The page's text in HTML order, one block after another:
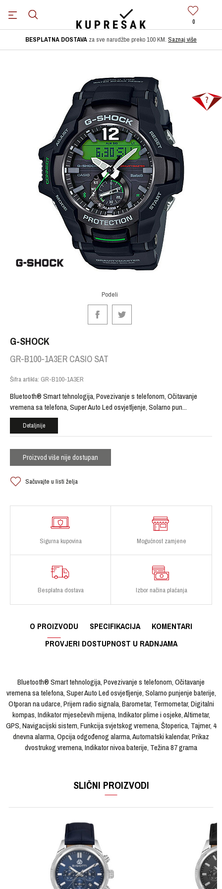
0
BESPLATNA DOSTAVA za sve narudžbe preko 100 KM. Saznaj više
Podeli
G-SHOCK
GR-B100-1A3ER CASIO SAT
Šifra artikla: GR-B100-1A3ER
Bluetooth® Smart tehnologija, Povezivanje s telefonom, Očitavanje
vremena sa telefona, Super Auto Led osvjetljenje, Solarno pun...
Detaljnije
Proizvod više nije dostupan
Sačuvajte u listi želja
Sigurna kupovina Mogućnost zamjene
Besplatna dostava Izbor načina plaćanja
O PROIZVODU SPECIFIKACIJA
KOMENTARI
PROVJERI DOSTUPNOST U RADNJAMA
Bluetooth® Smart tehnologija, Povezivanje s telefonom, Očitavanje
vremena sa telefona, Super Auto Led osvjetljenje, Solarno punjenje baterije,
Otporan na udarce, Prijem radio signala, Barometar, Termometar, Digitalni
kompas, Indikator mjesečevih mijena, Indikator plime i osjeke, Altimetar,
GPS, Navigacijski sistem, Funkcija svjetskog vremena, Štoperica, Tajmer, 4
dnevna alarma, Opcija odgođenog alarma, Automatski kalendar, Prikaz
dvostrukog vremena, Indikator nivoa baterije, Težina 87 grama
Ručni sat
Materijal sata
SLIČNI PROIZVODI